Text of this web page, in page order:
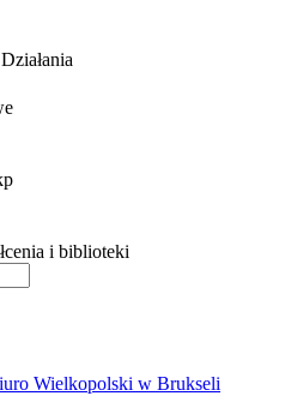
i biblioteki
Wielkopolski w Brukseli